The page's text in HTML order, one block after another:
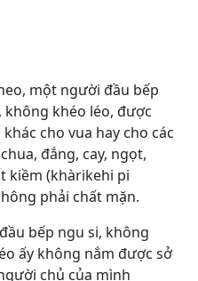
một người đầu bếp
khéo léo, được
cho vua hay cho các
đắng, cay, ngọt,
kiềm (khàrikehi pi
phải chất mặn.
bếp ngu si, không
ấy không nắm được sở
chủ của mình